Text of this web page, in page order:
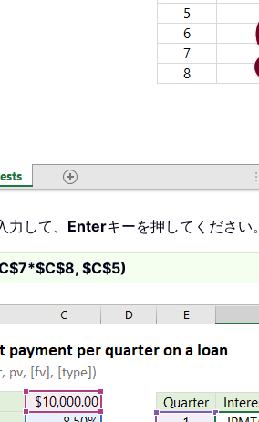
して、 Enterキーを押してください。
$C$5)